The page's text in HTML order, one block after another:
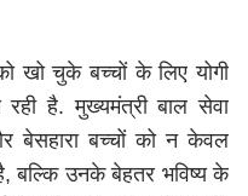
खो चुके बच्चों के लिए योगी
रही है. मुख्यमंत्री बाल सेवा
बेसहारा बच्चों को न केवल
बल्कि उनके बेहतर भविष्य के